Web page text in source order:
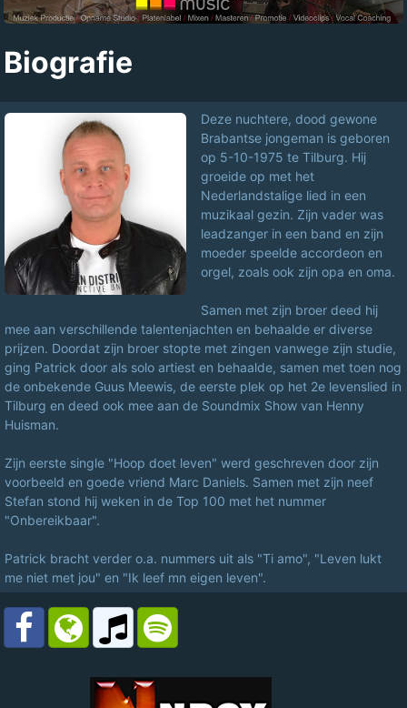
Biografie
Deze nuchtere, dood gewone
Brabantse jongeman is geboren
op 5-10-1975 te Tilburg. Hij
groeide op met het
Nederlandstalige lied in een
muzikaal gezin. Zijn vader was
leadzanger in een band en zijn
moeder speelde accordeon en
orgel, zoals ook zijn opa en oma.
Samen met zijn broer deed hij
mee aan verschillende talentenjachten en behaalde er diverse
prijzen. Doordat zijn broer stopte met zingen vanwege zijn studie,
ging Patrick door als solo artiest en behaalde, samen met toen nog
de onbekende Guus Meewis, de eerste plek op het 2e levenslied in
Tilburg en deed ook mee aan de Soundmix Show van Henny
Huisman.
Zijn eerste single "Hoop doet leven" werd geschreven door zijn
voorbeeld en goede vriend Marc Daniels. Samen met zijn neef
Stefan stond hij weken in de Top 100 met het nummer
"Onbereikbaar".
Patrick bracht verder o.a. nummers uit als "Ti amo", "Leven lukt
me niet met jou" en "Ik leef mn eigen leven".